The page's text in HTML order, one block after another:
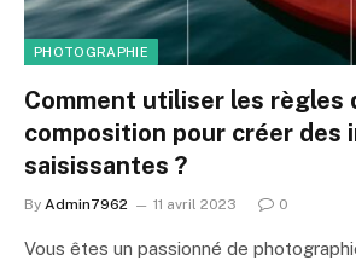
PHOTOGRAPHIE
Comment utiliser les règles
composition pour créer des
saisissantes ?
By Admin7962 11 avril 2023 0
Vous êtes un passionné de